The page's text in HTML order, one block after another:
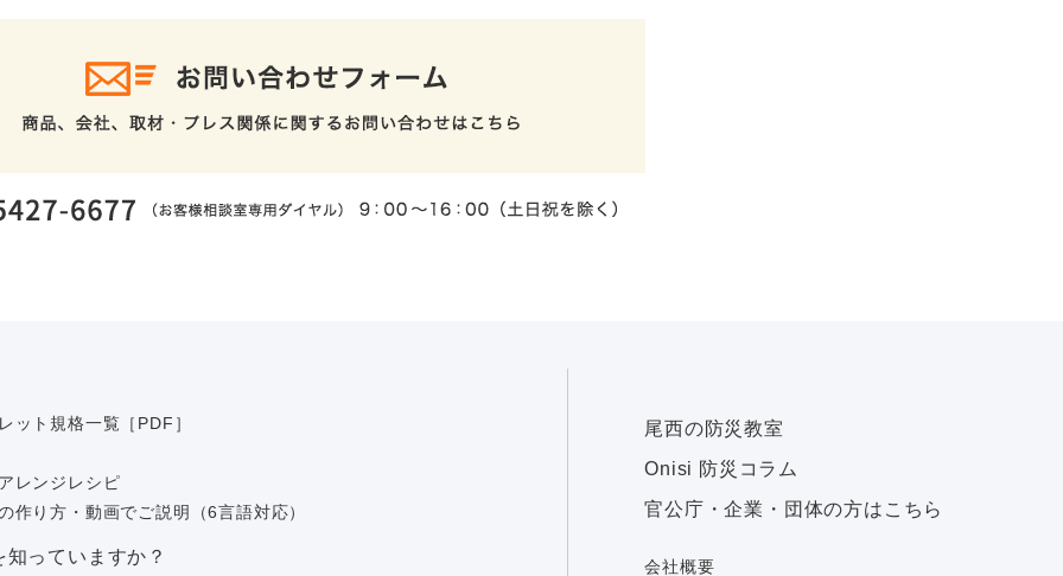
ット規格一覧［PDF］
レンジレシピ
作り方・動画でご説明（6言語対応）
っていますか？
尾西の防災教室
Onisi 防災コラム
官公庁・企業・団体の方はこちら
会社概要